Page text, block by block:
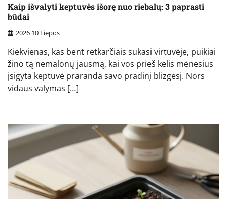
Kaip išvalyti keptuvės išorę nuo riebalų: 3 paprasti
būdai
2026 10 Liepos
Kiekvienas, kas bent retkarčiais sukasi virtuvėje, puikiai
žino tą nemalonų jausmą, kai vos prieš kelis mėnesius
įsigyta keptuvė praranda savo pradinį blizgesį. Nors
vidaus valymas […]